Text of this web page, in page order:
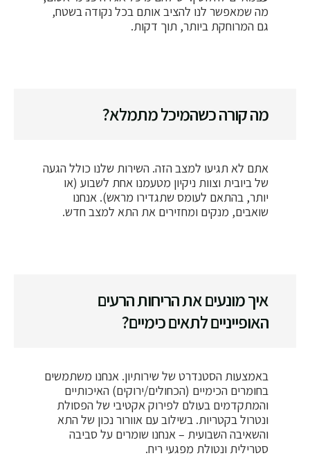
מה שמאפשר לנו להציב אותם בכל נקודה בשטח,
גם המרוחקת ביותר, תוך דקות.
מה קורה כשהמיכל מתמלא?
אתם לא תגיעו למצב הזה. השירות שלנו כולל הגעה
של ביובית וצוות ניקיון מטעמנו אחת לשבוע (או
יותר, בהתאם לעומס שתגדירו מראש). אנחנו
שואבים, מנקים ומחזירים את התא למצב חדש.
איך מונעים את הריחות הרעים
האופייניים לתאים כימיים?
באמצעות הסטנדרט של שירותיון. אנחנו משתמשים
בחומרים הכימיים (הכחולים/ירוקים) האיכותיים
והמתקדמים בעולם לפירוק אקטיבי של הפסולת
ונטרול בקטריות. בשילוב עם אוורור נכון של התא
והשאיבה השבועית – אנחנו שומרים על סביבה
סטרילית ונטולת מפגעי ריח.